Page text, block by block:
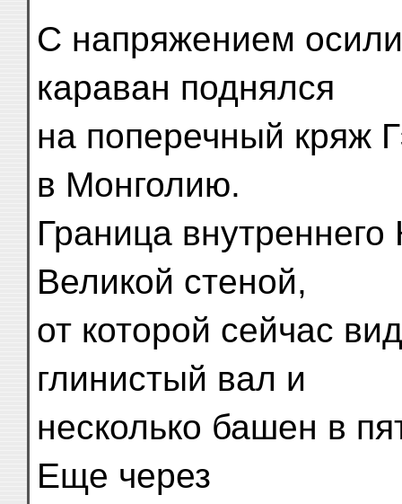
С напряжением
караван поднялся
на поперечный кряж
в Монголию.
Граница
Великой стеной,
от которой сейчас
глинистый вал и
несколько башен в
Еще через